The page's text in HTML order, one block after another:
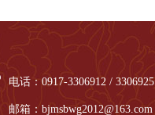
电话：0917-3306912 / 3306925
邮箱：bjmsbwg2012@163.com